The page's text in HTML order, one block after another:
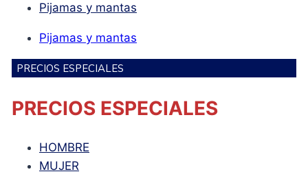
Pijamas y mantas
Pijamas y mantas
PRECIOS ESPECIALES
PRECIOS ESPECIALES
HOMBRE
MUJER